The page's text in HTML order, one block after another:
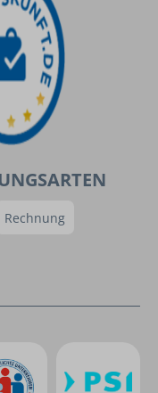
Rechnung